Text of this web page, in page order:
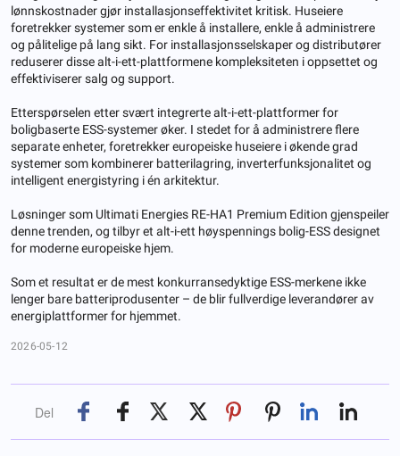
lønnskostnader gjør installasjonseffektivitet kritisk. Huseiere
foretrekker systemer som er enkle å installere, enkle å administrere
og pålitelige på lang sikt. For installasjonsselskaper og distributører
reduserer disse alt-i-ett-plattformene kompleksiteten i oppsettet og
effektiviserer salg og support.
Etterspørselen etter svært integrerte alt-i-ett-plattformer for
boligbaserte ESS-systemer øker. I stedet for å administrere flere
separate enheter, foretrekker europeiske huseiere i økende grad
systemer som kombinerer batterilagring, inverterfunksjonalitet og
intelligent energistyring i én arkitektur.
Løsninger som Ultimati Energies RE-HA1 Premium Edition gjenspeiler
denne trenden, og tilbyr et alt-i-ett høyspennings bolig-ESS designet
for moderne europeiske hjem.
Som et resultat er de mest konkurransedyktige ESS-merkene ikke
lenger bare batteriprodusenter – de blir fullverdige leverandører av
energiplattformer for hjemmet.
2026-05-12
Del